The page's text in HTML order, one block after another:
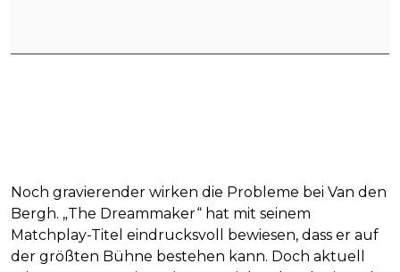
Noch gravierender wirken die Probleme bei Van den
Bergh. „The Dreammaker“ hat mit seinem
Matchplay-Titel eindrucksvoll bewiesen, dass er auf
der größten Bühne bestehen kann. Doch aktuell